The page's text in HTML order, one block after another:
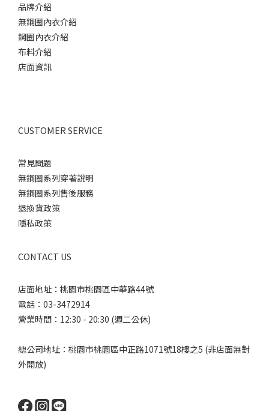
品牌介紹
無鋼圈內衣介紹
鋼圈內衣介紹
布料介紹
店面資訊
CUSTOMER SERVICE
常見問題
無鋼圈系列穿著說明
無鋼圈系列售後服務
退換貨政策
隱私政策
CONTACT US
店面地址：桃園市桃園區中華路44號
電話：03-3472914
營業時間：12:30 - 20:30 (週二公休)
總公司地址：桃園市桃園區中正路1071號18樓之5 (非店面無對
外開放)